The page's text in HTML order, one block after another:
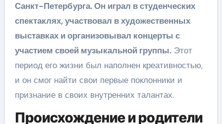
Санкт-Петербурга. Он играл в студенческих
спектаклях, участвовал в художественных
выставках и организовывал концерты с
участием своей музыкальной группы.Этот
период его жизни был наполнен креативностью,
и он смог найти свои первые поклонники и
признание в своих внутренних талантах.
Происхождение и родители